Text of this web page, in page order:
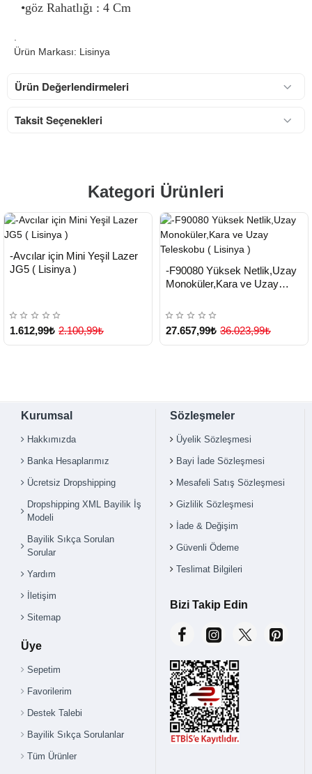
•göz Rahatlığı : 4 Cm
.
Ürün Markası: Lisinya
Ürün Değerlendirmeleri
Taksit Seçenekleri
Kategori Ürünleri
TESLİMAT
-Avcılar için Mini Yeşil Lazer
JG5 ( Lisinya )
1.612,99₺ 2.100,99₺
TESLİMAT
Yeni Ürün
-F90080 Yüksek Netlik,Uzay
Monoküler,Kara ve Uzay
27.657,99₺ 36.023,99₺
Kurumsal
Hakkımızda
Banka Hesaplarımız
Ücretsiz Dropshipping
Dropshipping XML Bayilik İş
Modeli
Bayilik Sıkça Sorulan
Sorular
Yardım
İletişim
Sitemap
Üye
Sepetim
Favorilerim
Destek Talebi
Bayilik Sıkça Sorulanlar
Tüm Ürünler
Sözleşmeler
Üyelik Sözleşmesi
Bayi İade Sözleşmesi
Mesafeli Satış Sözleşmesi
Gizlilik Sözleşmesi
İade & Değişim
Güvenli Ödeme
Teslimat Bilgileri
Bizi Takip Edin